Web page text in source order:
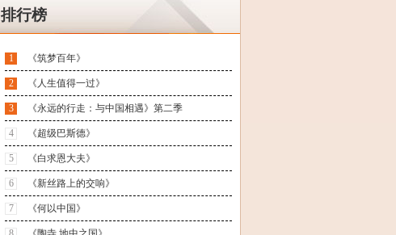
排行榜
1 《筑梦百年》
2 《人生值得一过》
3 《永远的行走：与中国相遇》第二季
4 《超级巴斯德》
5 《白求恩大夫》
6 《新丝路上的交响》
7 《何以中国》